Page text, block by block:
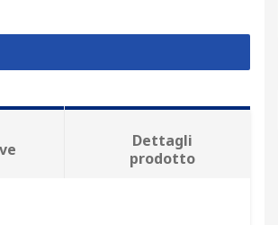
Dettagli
prodotto